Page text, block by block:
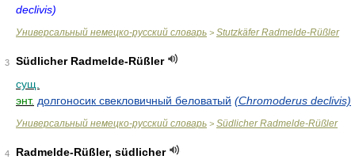
declivis)
Универсальный немецко-русский словарь > Stutzkäfer Radmelde-Rüßler
3
Südlicher Radmelde-Rüßler
сущ.
энт. долгоносик свекловичный беловатый (Chromoderus declivis)
Универсальный немецко-русский словарь > Südlicher Radmelde-Rüßler
4
Radmelde-Rüßler, südlicher